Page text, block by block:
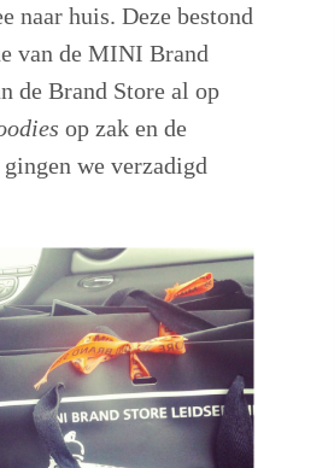
naar huis. Deze bestond
van de MINI Brand
de Brand Store al op
op zak en de
we verzadigd